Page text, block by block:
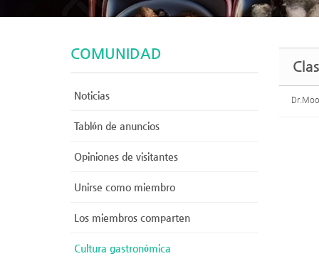
COMUNIDAD
Noticias
Tablón de anuncios
Opiniones de visitantes
Unirse como miembro
Los miembros comparten
Cultura gastronómica